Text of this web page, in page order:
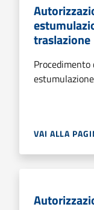
traslazione
VAI ALLA